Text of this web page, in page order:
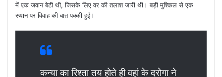
में एक जवान बेटी थी, जिसके लिए वर की तलाश जारी थी। बड़ी मुश्किल से एक
स्थान पर विवाह की बात पक्की हुई।
कन्या का रिश्ता तय होते ही वहां के दरोगा ने